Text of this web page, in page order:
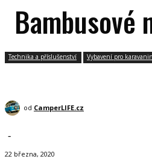
Bambusové
Technika a příslušenství Vybavení pro
od CamperLIFE.cz
-
22 března, 2020